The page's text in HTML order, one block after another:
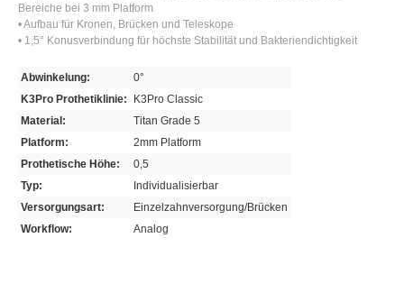
Bereiche bei 3 mm Platform
• Aufbau für Kronen, Brücken und Teleskope
• 1,5° Konusverbindung für höchste Stabilität und Bakteriendichtigkeit
Abwinkelung:
0°
K3Pro Prothetiklinie:
K3Pro Classic
Material:
Titan Grade 5
Platform:
2mm Platform
Prothetische Höhe:
0,5
Typ:
Individualisierbar
Versorgungsart:
Einzelzahnversorgung/Brücken
Workflow:
Analog